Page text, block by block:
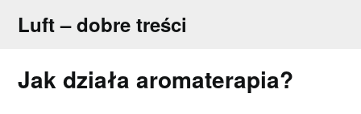
Luft – dobre treści
Jak działa aromaterapia?